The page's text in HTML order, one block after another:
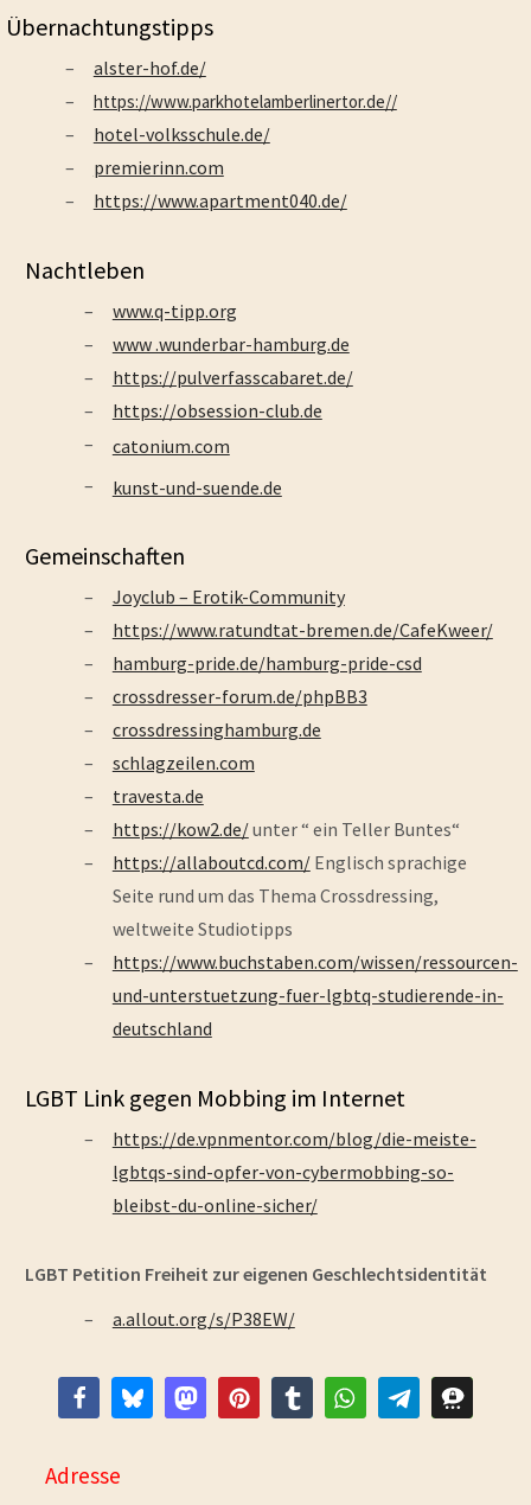
Übernachtungstipps
alster-hof.de/
https://www.parkhotelamberlinertor.de//
hotel-volksschule.de/
premierinn.com
https://www.apartment040.de/
Nachtleben
www.q-tipp.org
www .wunderbar-hamburg.de
https://pulverfasscabaret.de/
https://obsession-club.de
catonium.com
kunst-und-suende.de
Gemeinschaften
Joyclub – Erotik-Community
https://www.ratundtat-bremen.de/CafeKweer/
hamburg-pride.de/hamburg-pride-csd
crossdresser-forum.de/phpBB3
crossdressinghamburg.de
schlagzeilen.com
travesta.de
https://kow2.de/unter “ ein Teller Buntes“
https://allaboutcd.com/Englisch sprachige
Seite rund um das Thema Crossdressing,
weltweite Studiotipps
https://www.buchstaben.com/wissen/ressourcen-
und-unterstuetzung-fuer-lgbtq-studierende-in-
deutschland
LGBT Link gegen Mobbing im Internet
https://de.vpnmentor.com/blog/die-meiste-
lgbtqs-sind-opfer-von-cybermobbing-so-
bleibst-du-online-sicher/
LGBT Petition Freiheit zur eigenen Geschlechtsidentität
a.allout.org/s/P38EW/
Adresse